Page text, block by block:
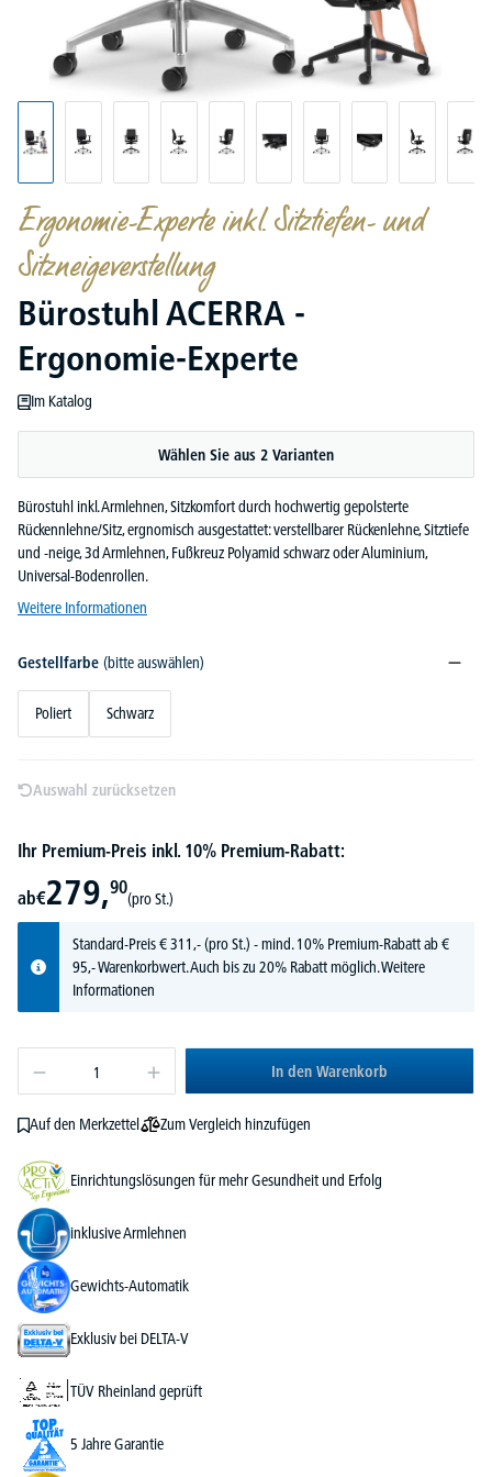
Ergonomie-Experte inkl. Sitztiefen- und
Sitzneigeverstellung
Bürostuhl ACERRA -
Ergonomie-Experte
Im Katalog
Wählen Sie aus 2 Varianten
Bürostuhl inkl. Armlehnen, Sitzkomfort durch hochwertig gepolsterte
Rückennlehne/Sitz, ergnomisch ausgestattet: verstellbarer Rückenlehne, Sitztiefe
und -neige, 3d Armlehnen, Fußkreuz Polyamid schwarz oder Aluminium,
Universal-Bodenrollen.
Weitere Informationen
Gestellfarbe (bitte auswählen)
Poliert Schwarz
Auswahl zurücksetzen
Ihr Premium-Preis inkl. 10% Premium-Rabatt:
ab€279,90
(pro St.)
Standard-Preis€311,-(pro St.) - mind. 10% Premium-Rabatt ab €
95,- Warenkorbwert. Auch bis zu 20% Rabatt möglich.Weitere
Informationen
In den Warenkorb
Auf den Merkzettel Zum Vergleich hinzufügen
Einrichtungslösungen für mehr Gesundheit und Erfolg
inklusive Armlehnen
Gewichts-Automatik
Exklusiv bei DELTA-V
TÜV Rheinland geprüft
5 Jahre Garantie